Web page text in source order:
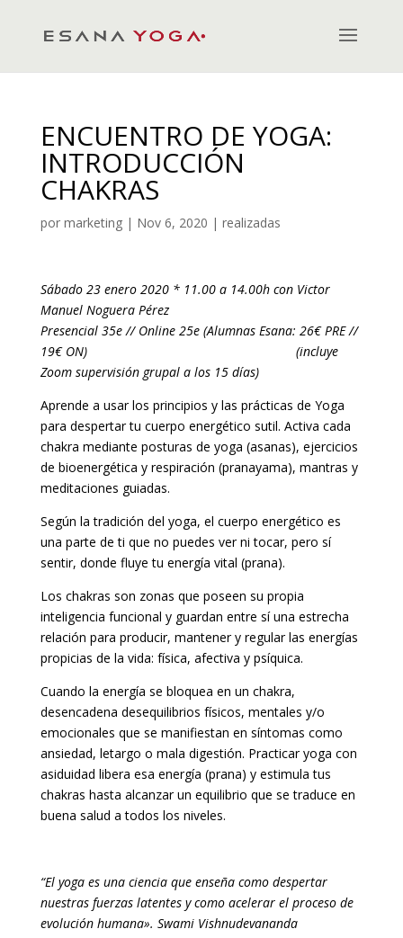
ENCUENTRO DE YOGA:
INTRODUCCIÓN
CHAKRAS
por marketing| Nov 6, 2020 | realizadas
Sábado 23 enero 2020 * 11.00 a 14.00h con Victor
Manuel Noguera Pérez
Presencial 35e // Online 25e (Alumnas Esana: 26€ PRE //
19€ ON) (incluye
Zoom supervisión grupal a los 15 días)
Aprende a usar los principios y las prácticas de Yoga
para despertar tu cuerpo energético sutil. Activa cada
chakra mediante posturas de yoga (asanas), ejercicios
de bioenergética y respiración (pranayama), mantras y
meditaciones guiadas.
Según la tradición del yoga, el cuerpo energético es
una parte de ti que no puedes ver ni tocar, pero sí
sentir, donde fluye tu energía vital (prana).
Los chakras son zonas que poseen su propia
inteligencia funcional y guardan entre sí una estrecha
relación para producir, mantener y regular las energías
propicias de la vida: física, afectiva y psíquica.
Cuando la energía se bloquea en un chakra,
desencadena desequilibrios físicos, mentales y/o
emocionales que se manifiestan en síntomas como
ansiedad, letargo o mala digestión. Practicar yoga con
asiduidad libera esa energía (prana) y estimula tus
chakras hasta alcanzar un equilibrio que se traduce en
buena salud a todos los niveles.
“El yoga es una ciencia que enseña como despertar
nuestras fuerzas latentes y como acelerar el proceso de
evolución humana». Swami Vishnudevananda